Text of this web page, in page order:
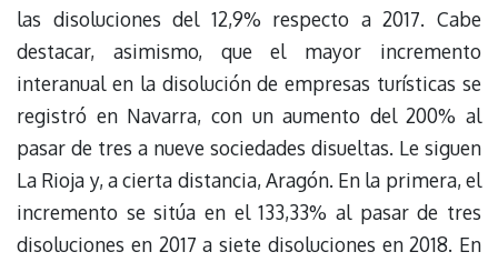
las disoluciones del 12,9% respecto a 2017. Cabe
destacar, asimismo, que el mayor incremento
interanual en la disolución de empresas turísticas se
registró en Navarra, con un aumento del 200% al
pasar de tres a nueve sociedades disueltas. Le siguen
La Rioja y, a cierta distancia, Aragón. En la primera, el
incremento se sitúa en el 133,33% al pasar de tres
disoluciones en 2017 a siete disoluciones en 2018. En